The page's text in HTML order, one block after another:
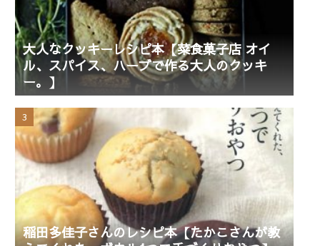
大人なクッキーレシピ本【菜食菓子店 オイ
ル、スパイス、ハーブで作る大人のクッキ
ー。】
稲田多佳子さんのレシピ本【たかこさんが教